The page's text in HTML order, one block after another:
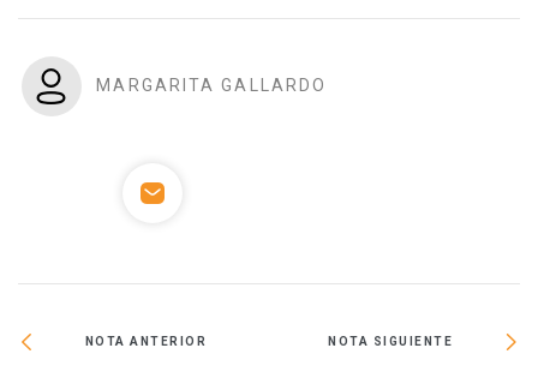
MARGARITA GALLARDO
NOTA ANTERIOR NOTA SIGUIENTE